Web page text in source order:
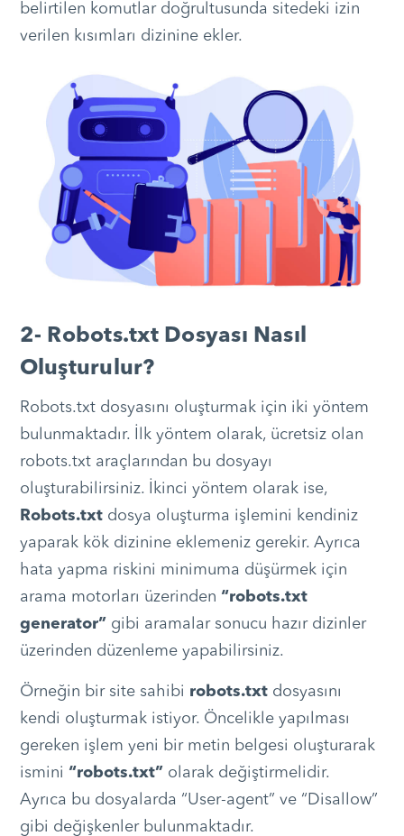
belirtilen komutlar doğrultusunda sitedeki izin
verilen kısımları dizinine ekler.
2- Robots.txt Dosyası Nasıl
Oluşturulur?
Robots.txt dosyasını oluşturmak için iki yöntem
bulunmaktadır. İlk yöntem olarak, ücretsiz olan
robots.txt araçlarından bu dosyayı
oluşturabilirsiniz. İkinci yöntem olarak ise,
Robots.txtdosya oluşturma işlemini kendiniz
yaparak kök dizinine eklemeniz gerekir. Ayrıca
hata yapma riskini minimuma düşürmek için
arama motorları üzerinden “robots.txt
generator” gibi aramalar sonucu hazır dizinler
üzerinden düzenleme yapabilirsiniz.
Örneğin bir site sahibi robots.txt dosyasını
kendi oluşturmak istiyor. Öncelikle yapılması
gereken işlem yeni bir metin belgesi oluşturarak
ismini “robots.txt” olarak değiştirmelidir.
Ayrıca bu dosyalarda “User-agent” ve “Disallow”
gibi değişkenler bulunmaktadır.